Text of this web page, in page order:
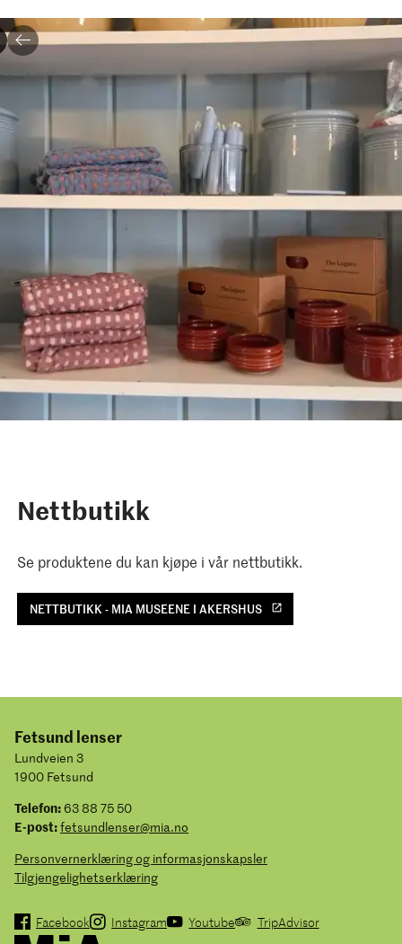
Nettbutikk
Se produktene du kan kjøpe i vår nettbutikk.
NETTBUTIKK - MIA MUSEENE I AKERSHUS
Fetsund lenser
Lundveien 3
1900 Fetsund
Telefon: 63 88 75 50
E-post:fetsundlenser@mia.no
Personvernerklæring og informasjonskapsler
Tilgjengelighetserklæring
Facebook Instagram Youtube TripAdvisor